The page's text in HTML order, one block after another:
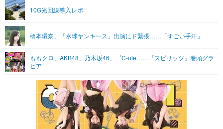
グラビア ブログ
ショッピング その他
ライフTOP
リリース一覧
プッシュ通知の停止方法
10G光回線導入レポ
橋本環奈、「水球ヤンキース」出演にド緊張……「すごい手汗」
ももクロ、AKB48、乃木坂46、゜C-ute……『スピリッツ』巻頭グラ
ビア